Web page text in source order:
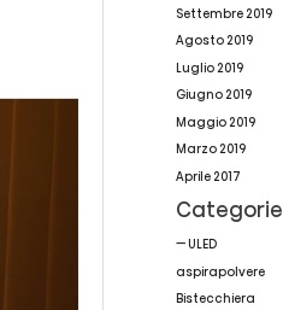
Settembre 2019
Agosto 2019
Luglio 2019
Giugno 2019
Maggio 2019
Marzo 2019
Aprile 2017
Categorie
— ULED
aspirapolvere
Bistecchiera